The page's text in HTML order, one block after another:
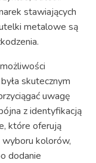
stawiających
metalowe są
skutecznym
uwagę
z identyfikacją
które oferują
kolorów,
dodanie